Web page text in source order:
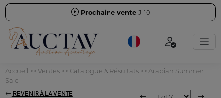
Prochaine vente J-10
Accueil >> Ventes>> Catalogue & Résultats>> Arabian Summer
Sale
REVENIR À LA VENTE